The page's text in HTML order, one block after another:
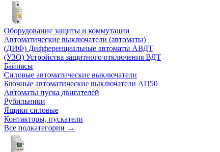
Оборудование защиты и коммутации
Автоматические выключатели (автоматы)
(ДИФ) Дифференциальные автоматы АВДТ
(УЗО) Устройства защитного отключения ВДТ
Байпасы
Силовые автоматические выключатели
Блочные автоматические выключатели АП50
Автоматы пуска двигателей
Рубильники
Ящики силовые
Контакторы, пускатели
Все подкатегории →